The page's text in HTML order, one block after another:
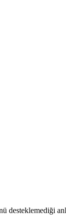
desteklemediği